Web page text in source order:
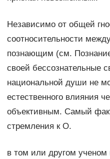
Независимо от общей
соотносительности
познающим (см.
своей бессознательные
национальной души не
естественного влияния
объективным. Самый
стремления к О.
в том или другом ученом